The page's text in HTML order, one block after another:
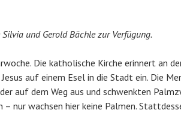
und Gerold Bächle zur Verfügung.
Die katholische Kirche erinnert an
auf einem Esel in die Stadt ein. Die
auf dem Weg aus und schwenkten
– nur wachsen hier keine Palmen.